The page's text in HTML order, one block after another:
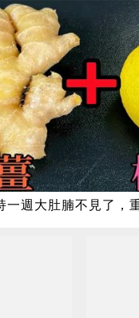
一週大肚腩不見了，